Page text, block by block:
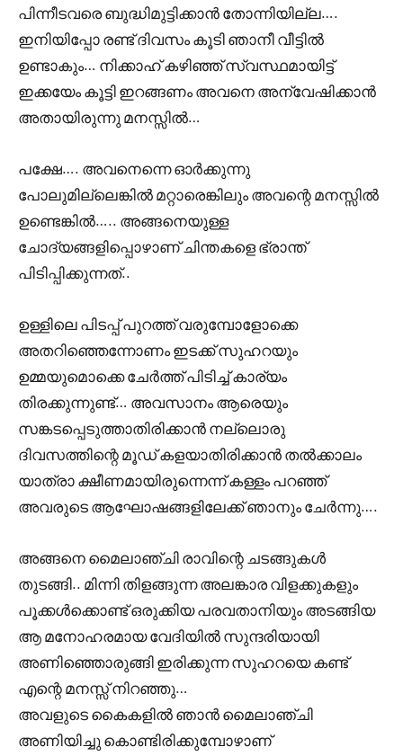
പിന്നീടവരെ ബുദ്ധിമുട്ടിക്കാൻ തോന്നിയില്ല….
ഇനിയിപ്പോ രണ്ട് ദിവസം കൂടി ഞാനീ വീട്ടിൽ
ഉണ്ടാകും… നിക്കാഹ് കഴിഞ്ഞ് സ്വസ്ഥമായിട്ട്
ഇക്കയേം കൂട്ടി ഇറങ്ങണം അവനെ അന്വേഷിക്കാൻ
അതായിരുന്നു മനസ്സിൽ…
പക്ഷേ…. അവനെന്നെ ഓർക്കുന്നു
പോലുമില്ലെങ്കിൽ മറ്റാരെങ്കിലും അവന്റെ മനസ്സിൽ
ഉണ്ടെങ്കിൽ….. അങ്ങനെയുള്ള
ചോദ്യങ്ങളിപ്പൊഴാണ് ചിന്തകളെ ഭ്രാന്ത്
പിടിപ്പിക്കുന്നത്‌..
ഉള്ളിലെ പിടപ്പ്‌ പുറത്ത് വരുമ്പോളോക്കെ
അതറിഞ്ഞെന്നോണം ഇടക്ക് സുഹറയും
ഉമ്മയുമൊക്കെ ചേർത്ത് പിടിച്ച് കാര്യം
തിരക്കുന്നുണ്ട്… അവസാനം ആരെയും
സങ്കടപ്പെടുത്താതിരിക്കാൻ നല്ലൊരു
ദിവസത്തിന്റെ മൂഡ് കളയാതിരിക്കാൻ തൽക്കാലം
യാത്രാ ക്ഷീണമായിരുന്നെന്ന് കള്ളം പറഞ്ഞ്
അവരുടെ ആഘോഷങ്ങളിലേക്ക്‌ ഞാനും ചേർന്നു….
അങ്ങനെ മൈലാഞ്ചി രാവിന്റെ ചടങ്ങുകൾ
തുടങ്ങി.. മിന്നി തിളങ്ങുന്ന അലങ്കാര വിളക്കുകളും
പൂക്കൾക്കൊണ്ട് ഒരുക്കിയ പരവതാനിയും അടങ്ങിയ
ആ മനോഹരമായ വേദിയിൽ സുന്ദരിയായി
അണിഞ്ഞൊരുങ്ങി ഇരിക്കുന്ന സുഹറയെ കണ്ട്
എന്റെ മനസ്സ് നിറഞ്ഞു…
അവളുടെ കൈകളിൽ ഞാൻ മൈലാഞ്ചി
അണിയിച്ചു കൊണ്ടിരിക്കുമ്പോഴാണ്